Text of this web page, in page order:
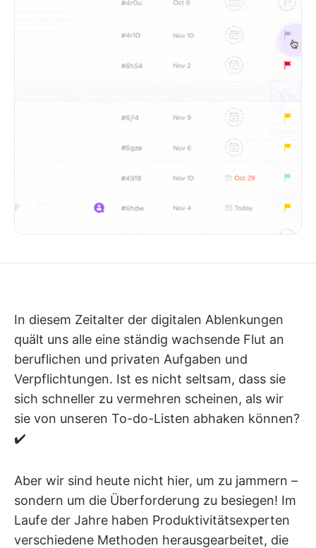
In diesem Zeitalter der digitalen Ablenkungen
quält uns alle eine ständig wachsende Flut an
beruflichen und privaten Aufgaben und
Verpflichtungen. Ist es nicht seltsam, dass sie
sich schneller zu vermehren scheinen, als wir
sie von unseren To-do-Listen abhaken können?
✔️
Aber wir sind heute nicht hier, um zu jammern –
sondern um die Überforderung zu besiegen! Im
Laufe der Jahre haben Produktivitätsexperten
verschiedene Methoden herausgearbeitet, die